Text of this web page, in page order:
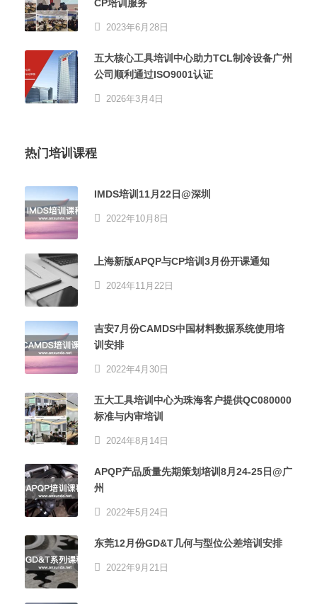
CP培训服务
2023年6月28日
五大核心工具培训中心助力TCL制冷设备广州
公司顺利通过ISO9001认证
2026年3月4日
热门培训课程
IMDS培训11月22日@深圳
2022年10月8日
上海新版APQP与CP培训3月份开课通知
2024年11月22日
吉安7月份CAMDS中国材料数据系统使用培
训安排
2022年4月30日
五大工具培训中心为珠海客户提供QC080000
标准与内审培训
2024年8月14日
APQP产品质量先期策划培训8月24-25日@广
州
2022年5月24日
东莞12月份GD&T几何与型位公差培训安排
2022年9月21日